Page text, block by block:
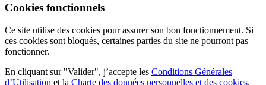
Cookies fonctionnels
Ce site utilise des cookies pour assurer son bon fonctionnement. Si
ces cookies sont bloqués, certaines parties du site ne pourront pas
fonctionner.
En cliquant sur "Valider", j’accepte les Conditions Générales
d’Utilisation et la Charte des données personnelles et des cookies.